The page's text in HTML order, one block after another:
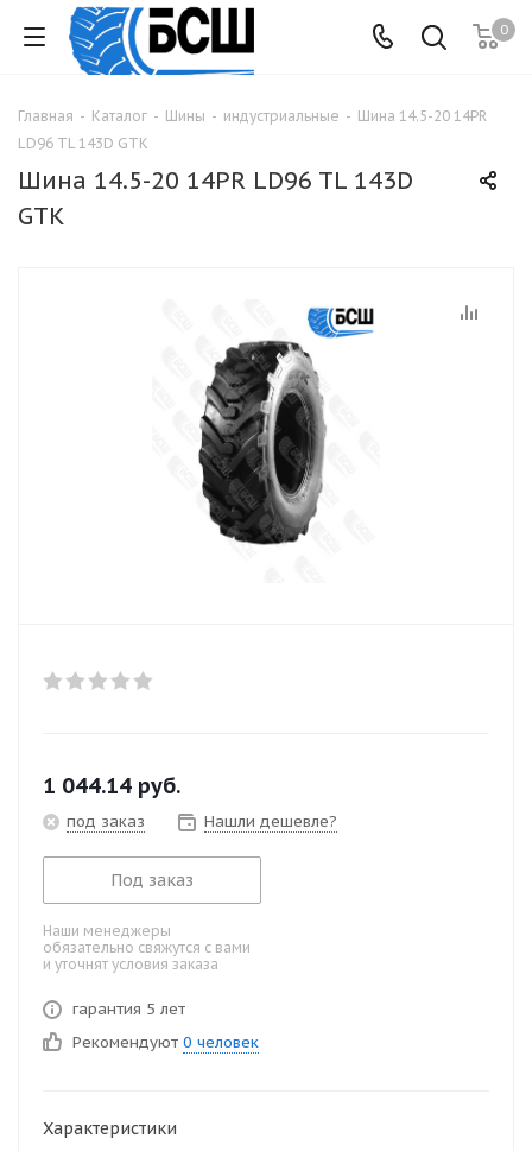
0
Главная - Каталог - Шины - индустриальные - Шина 14.5-20 14PR
LD96 TL 143D GTK
Шина 14.5-20 14PR LD96 TL 143D
GTK
1 044.14 руб.
под заказ Нашли дешевле?
Под заказ
Наши менеджеры
обязательно свяжутся с вами
и уточнят условия заказа
гарантия 5 лет
Рекомендуют 0 человек
Характеристики